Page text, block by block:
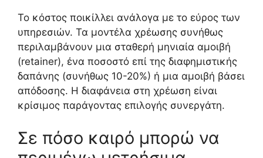
Το κόστος ποικίλλει ανάλογα με το εύρος των
υπηρεσιών. Τα μοντέλα χρέωσης συνήθως
περιλαμβάνουν μια σταθερή μηνιαία αμοιβή
(retainer), ένα ποσοστό επί της διαφημιστικής
δαπάνης (συνήθως 10-20%) ή μια αμοιβή βάσει
απόδοσης. Η διαφάνεια στη χρέωση είναι
κρίσιμος παράγοντας επιλογής συνεργάτη.
Σε πόσο καιρό μπορώ να